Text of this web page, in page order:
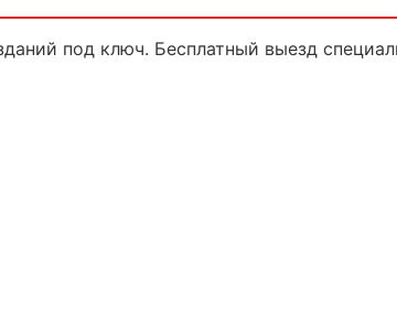
под ключ. Бесплатный выезд